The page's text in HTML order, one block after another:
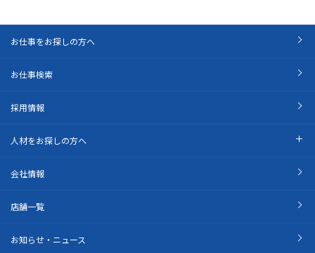
お仕事をお探しの方へ
お仕事検索
採用情報
人材をお探しの方へ
会社情報
店舗一覧
お知らせ・ニュース